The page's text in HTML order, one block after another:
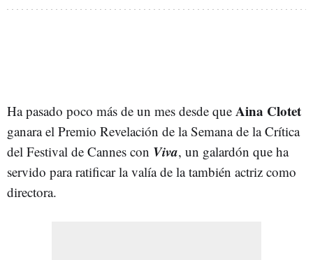
Ha pasado poco más de un mes desde que Aina Clotet
ganara el Premio Revelación de la Semana de la Crítica
del Festival de Cannes con Viva, un galardón que ha
servido para ratificar la valía de la también actriz como
directora.